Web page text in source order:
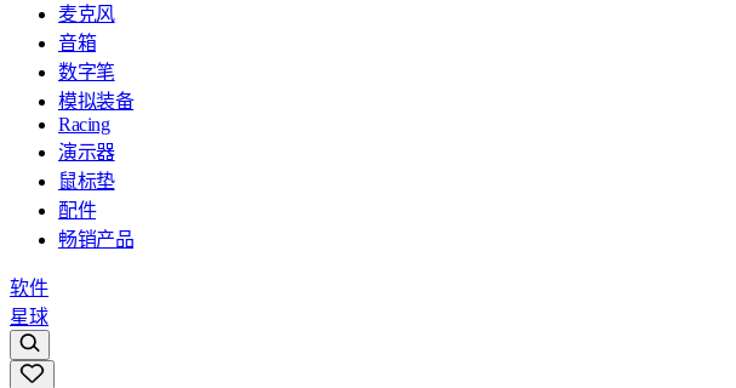
麦克风
音箱
数字笔
模拟装备
Racing
演示器
鼠标垫
配件
畅销产品
软件
星球